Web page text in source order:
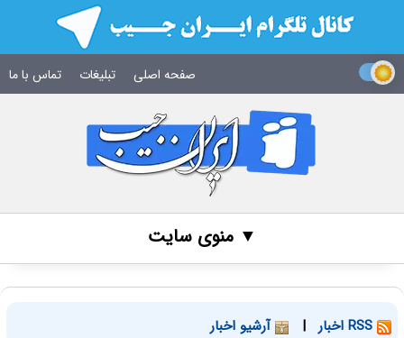
صفحه اصلی تبلیغات تماس با ما
▼ منوی سایت
| آرشیو اخبار